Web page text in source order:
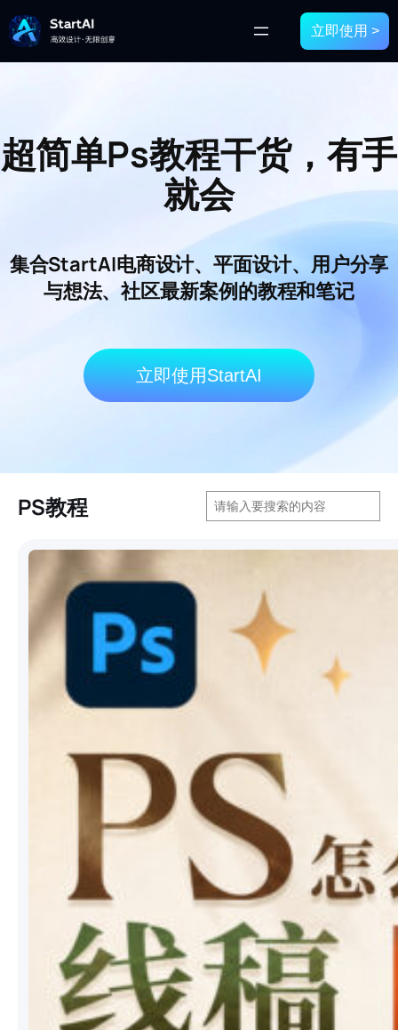
立即使用 >
超简单Ps教程干货，有手
就会
集合StartAI电商设计、平面设计、用户分享
与想法、社区最新案例的教程和笔记
立即使用StartAI
PS教程
搜
索